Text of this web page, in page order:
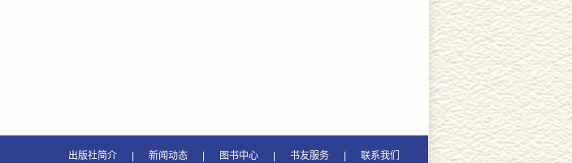
出版社简介 新闻动态 图书中心 书友服务 联系我们